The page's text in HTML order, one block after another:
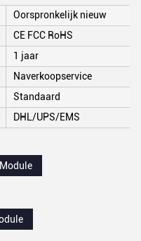
Oorspronkelijk nieuw
CE FCC RoHS
1 jaar
Naverkoopservice
Standaard
DHL/UPS/EMS